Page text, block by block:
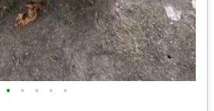
• • • • •